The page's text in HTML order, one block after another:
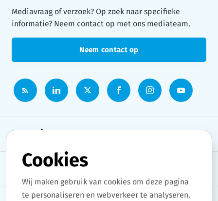
Mediavraag of verzoek? Op zoek naar specifieke
informatie? Neem contact op met ons mediateam.
Neem contact op
Persruimte
Onderwerpen
Cookies
Wij maken gebruik van cookies om deze pagina
te personaliseren en webverkeer te analyseren.